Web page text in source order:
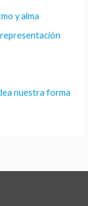
y alma
nuestra forma